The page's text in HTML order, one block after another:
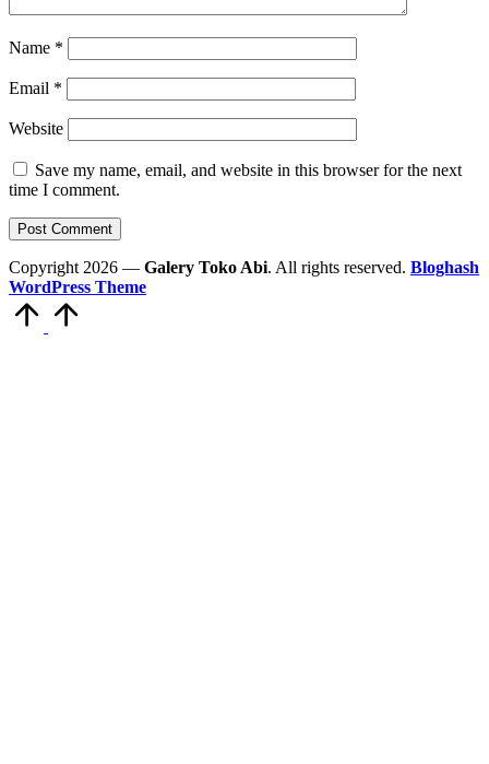
Name *
Email *
Website
Save my name, email, and website in this browser for the next
time I comment.
Copyright 2026 — Galery Toko Abi. All rights reserved. Bloghash
WordPress Theme